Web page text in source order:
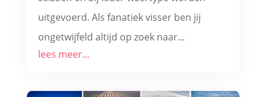
uitgevoerd. Als fanatiek visser ben jij
ongetwijfeld altijd op zoek naar...
lees meer...